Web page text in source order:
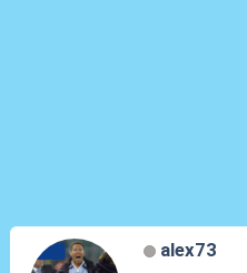
alex73